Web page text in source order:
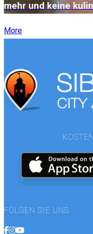
mehr und keine
More
FOLGEN SIE UNS